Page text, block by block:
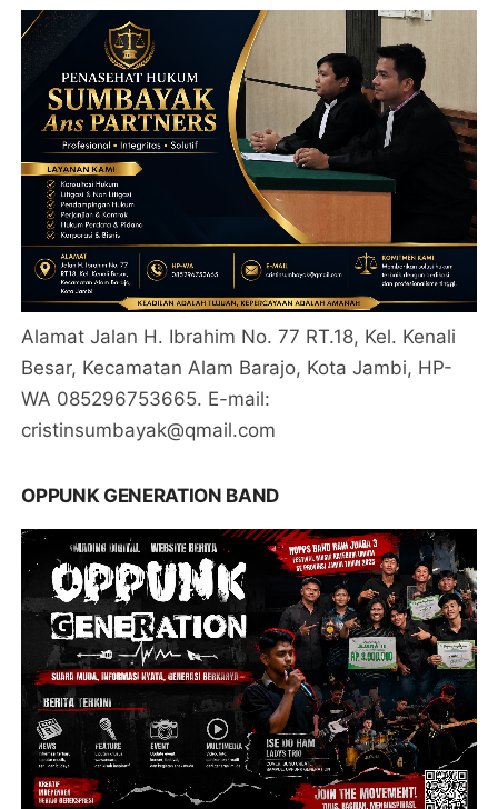
Alamat Jalan H. Ibrahim No. 77 RT.18, Kel. Kenali
Besar, Kecamatan Alam Barajo, Kota Jambi, HP-
WA 085296753665. E-mail:
cristinsumbayak@qmail.com
OPPUNK GENERATION BAND